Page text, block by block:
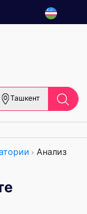
Ташкент
Анализ